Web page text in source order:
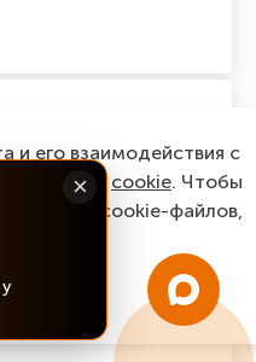
резьба M10*1,25*100
изм.
×
и его взаимодействия с
файлы cookie. Чтобы
cookie-файлов,